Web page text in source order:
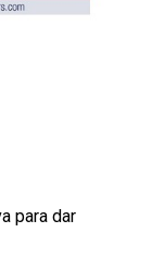
para dar